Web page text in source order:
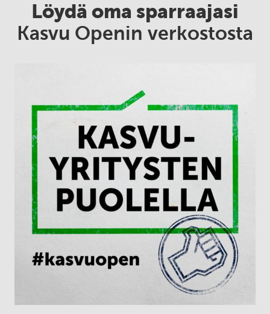
Löydä oma sparraajasi
Kasvu Openin verkostosta